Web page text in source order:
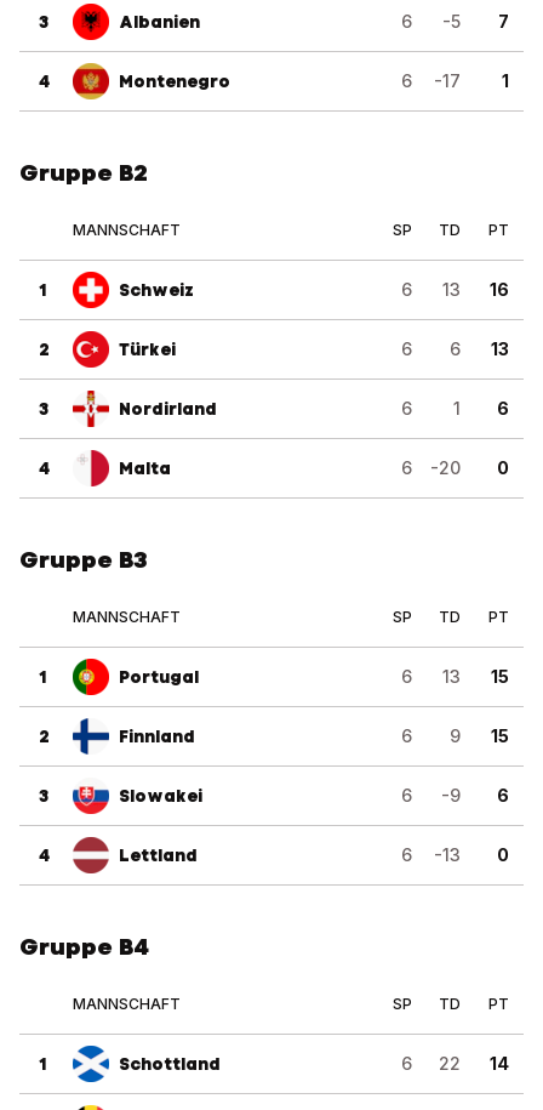
3 Albanien 6 -5 7
4 Montenegro 6 -17 1
Gruppe B2
MANNSCHAFT SP TD PT
1 Schweiz 6 13 16
2 Türkei 6 6 13
3 Nordirland 6 1 6
4 Malta 6 -20 0
Gruppe B3
MANNSCHAFT SP TD PT
1 Portugal 6 13 15
2 Finnland 6 9 15
3 Slowakei 6 -9 6
4 Lettland 6 -13 0
Gruppe B4
MANNSCHAFT SP TD PT
1 Schottland 6 22 14